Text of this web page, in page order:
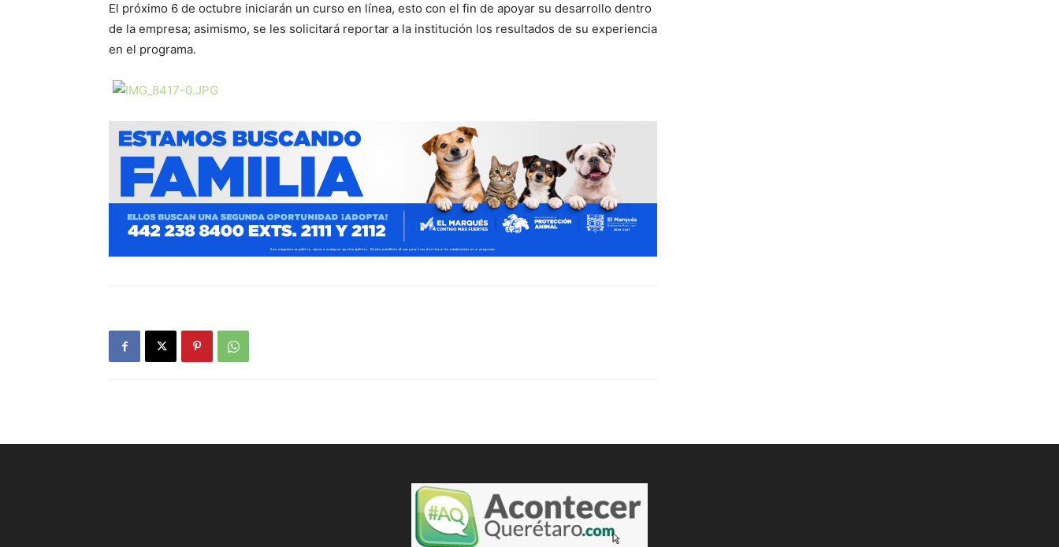
El próximo 6 de octubre iniciarán un curso en línea, esto con el fin de apoyar su desarrollo dentro
de la empresa; asimismo, se les solicitará reportar a la institución los resultados de su experiencia
en el programa.